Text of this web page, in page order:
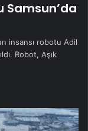
Samsun’da
insansı robotu Adil
Robot, Aşık